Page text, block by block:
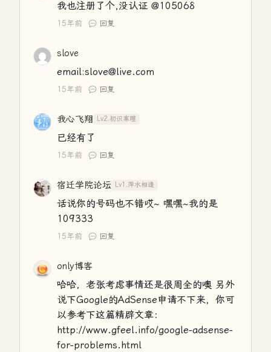
我也注册了个,没认证 @105068
15年前 回复
slove
email:slove@live.com
15年前 回复
我心飞翔 Lv2.初识寒暄
已经有了
15年前 回复
宿迁学院论坛 Lv1.萍水相逢
话说你的号码也不错哎~ 嘿嘿~我的是
109333
15年前 回复
only博客
哈哈，老张考虑事情还是很周全的噢 另外
说下Google的AdSense申请不下来，你可
以参考下这篇精辟文章：
http://www.gfeel.info/google-adsense-
for-problems.html